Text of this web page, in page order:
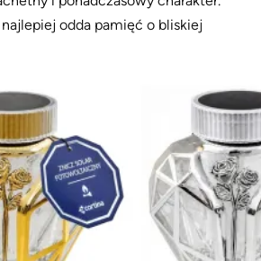
odda pamięć o bliskiej